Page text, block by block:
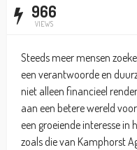
966
VIEWS
Steeds meer mensen
een verantwoorde en
niet alleen financieel
aan een betere wereld
een groeiende interesse in
zoals die van Kamphorst